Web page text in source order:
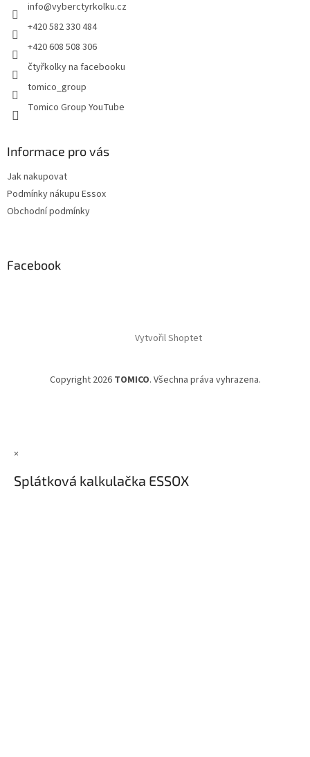
info@vyberctyrkolku.cz
+420 582 330 484
+420 608 508 306
čtyřkolky na facebooku
tomico_group
Tomico Group YouTube
Informace pro vás
Jak nakupovat
Podmínky nákupu Essox
Obchodní podmínky
Facebook
Vytvořil Shoptet
Copyright 2026 TOMICO. Všechna práva vyhrazena.
×
Splátková kalkulačka ESSOX